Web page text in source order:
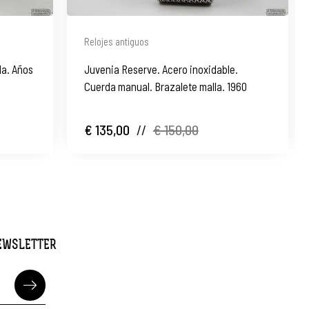
Años
Relojes antiguos
Juvenia Reserve. Acero inoxidable.
Cuerda manual. Brazalete malla. 1960
€ 135,00 // € 150,00